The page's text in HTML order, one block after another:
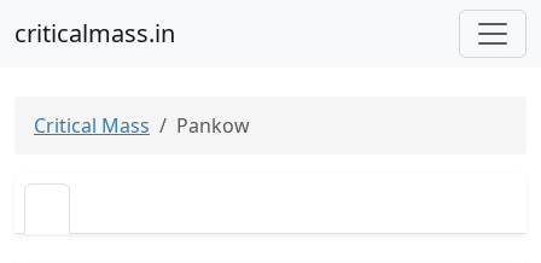
criticalmass.in
Critical Mass Pankow